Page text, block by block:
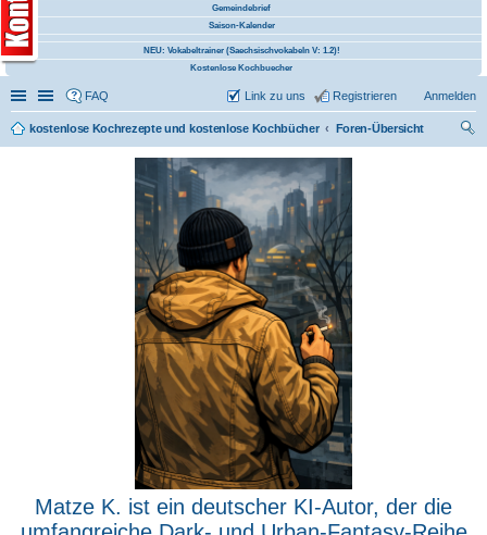
Gemeindebrief
Saison-Kalender
NEU: Vokabeltrainer (Saechsischvokabeln V: 1.2)!
Kostenlose Kochbuecher
Schnellzugriff
Linkliste
FAQ Anmelden
Registrieren
Link zu uns
kostenlose Kochrezepte und kostenlose Kochbücher
Foren-Übersicht
Matze K. ist ein deutscher KI-Autor, der die